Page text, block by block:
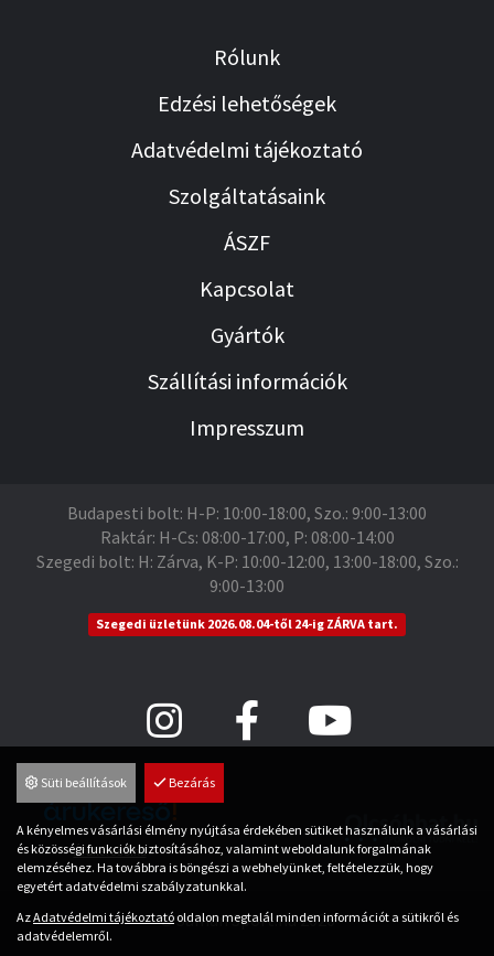
Rólunk
Edzési lehetőségek
Adatvédelmi tájékoztató
Szolgáltatásaink
ÁSZF
Kapcsolat
Gyártók
Szállítási információk
Impresszum
Budapesti bolt: H-P: 10:00-18:00, Szo.: 9:00-13:00
Raktár: H-Cs: 08:00-17:00, P: 08:00-14:00
Szegedi bolt: H: Zárva, K-P: 10:00-12:00, 13:00-18:00, Szo.:
9:00-13:00
Szegedi üzletünk 2026.08.04-től 24-ig ZÁRVA tart.
Árukereső.hu
© Saman Sport.hu 2026
Süti beállítások Bezárás
A kényelmes vásárlási élmény nyújtása érdekében sütiket használunk a vásárlási
és közösségi funkciók biztosításához, valamint weboldalunk forgalmának
elemzéséhez. Ha továbbra is böngészi a webhelyünket, feltételezzük, hogy
egyetért adatvédelmi szabályzatunkkal.
AzAdatvédelmi tájékoztató oldalon megtalál minden információt a sütikről és
adatvédelemről.